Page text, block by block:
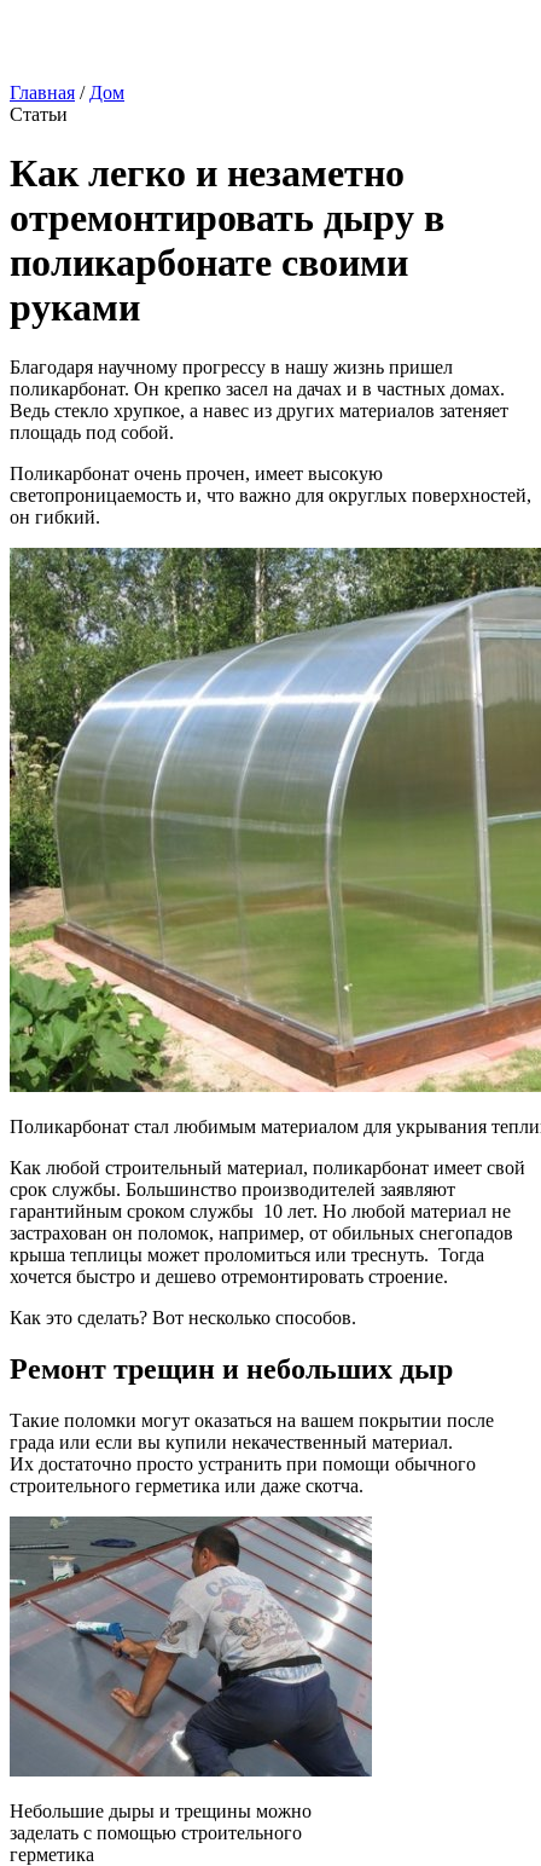
Главная / Дом
Статьи
Как легко и незаметно
отремонтировать дыру в
поликарбонате своими
руками
Благодаря научному прогрессу в нашу жизнь пришел
поликарбонат. Он крепко засел на дачах и в частных домах.
Ведь стекло хрупкое, а навес из других материалов затеняет
площадь под собой.
Поликарбонат очень прочен, имеет высокую
светопроницаемость и, что важно для округлых поверхностей,
он гибкий.
Поликарбонат стал любимым материалом для укрывания
Как любой строительный материал, поликарбонат имеет свой
срок службы. Большинство производителей заявляют
гарантийным сроком службы 10 лет. Но любой материал не
застрахован он поломок, например, от обильных снегопадов
крыша теплицы может проломиться или треснуть. Тогда
хочется быстро и дешево отремонтировать строение.
Как это сделать? Вот несколько способов.
Ремонт трещин и небольших дыр
Такие поломки могут оказаться на вашем покрытии после
града или если вы купили некачественный материал.
Их достаточно просто устранить при помощи обычного
строительного герметика или даже скотча.
Небольшие дыры и трещины можно
заделать с помощью строительного
герметика